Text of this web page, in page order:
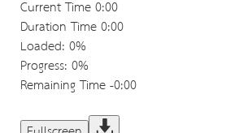
Current Time0:00
Duration Time0:00
Loaded: 0%
Progress: 0%
Remaining Time-0:00